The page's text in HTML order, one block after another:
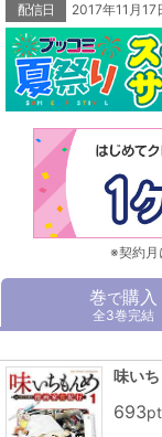
【登場漫画家】
ビッグ錠
川崎のぼる
谷口ジロー
モンキー・パンチ
うえやまとち
矢口高雄
池上遼一
ちばてつや
小山ゆう
浦沢直樹
土山しげる
（登場順。敬称略）
配信日
2017年11月17
※契約月
巻で購入
全3巻完結
味い
693pt